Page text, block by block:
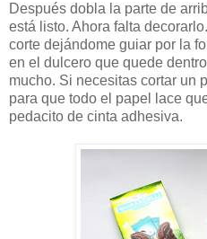
Después dobla la parte de
está listo. Ahora falta
corte dejándome guiar por la
en el dulcero que quede
mucho. Si necesitas cortar un
para que todo el papel lace
pedacito de cinta adhesiva.